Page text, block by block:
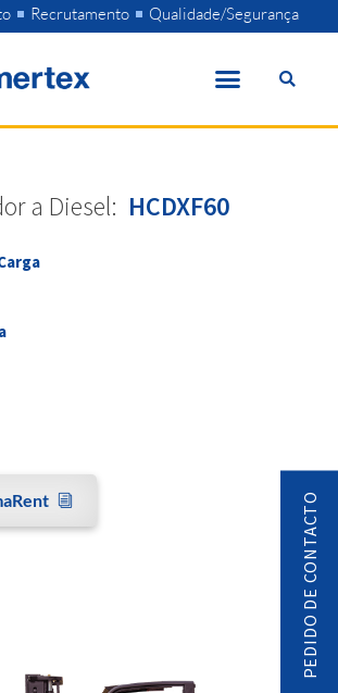
Recrutamento Qualidade/Segurança
a Diesel: HCDXF60
PEDIDO DE CONTACTO